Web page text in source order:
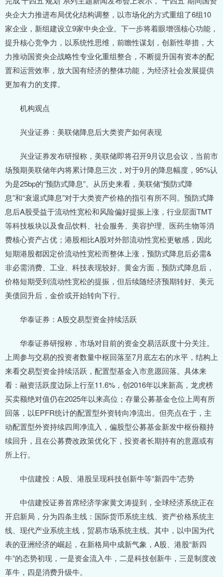
央企大力推进布局优化结构调整，以市场化的方式重组了6组10
家企业，新组建设立9家中央企业。下一步将着眼增强核心功能，
提升核心竞争力，以系统性思维，前瞻性谋划，创新性举措，大
力推动国资央企战略性专业化重组整合，不断提升国有资本的配
置和运营效率，放大国有经济的整体功能，为经济社会发展提供
更加有力的支撑。
机构观点
兴业证券：美联储降息后大类资产如何表现
兴业证券发布研报称，美联储即将召开9月议息会议，当前市
场预期美联储年内将累计降息三次，对于9月的降息幅度，95%认
为是25bp的“预防式降息”。从历史来看，美联储“预防式降
息”和“衰退式降息”对于大类资产价格的指引有所不同。预防式降
息后A股受益于流动性宽松和风险偏好提振上涨，行业层面TMT
等科技板块以及食品饮料、社会服务、美容护理、医药生物等消
费核心资产占优；港股相比A股对外部流动性宽松更敏感，因此
短期港股都因定价流动性宽松而整体上涨，预防式降息后必需&
非必需消费、工业、科技表现较好。黄金方面，预防式降息后，
价格短期受到流动性宽松的提振，但后续随经济预期转好、美元
美债回升后，金价或开始转向下行。
华泰证券：A股交易型资金持续活跃
华泰证券研报称，市场对目前的资金交易活跃度十分关注。
上周参与交易的投资者数量中枢回落至7月底左右的水平，结构上
来看交易型资金持续活跃，配置型基金入市意愿回落。具体来
看：融资活跃度边际上行至11.6%，创2016年以来新高，龙虎榜
买卖额绝对值仍在2025年以来高位；存量公募基金仓位上周有所
回落，以EPFR统计的配置型外资转向净流出。但亮点在于，主
动配置型外资持续四周净流入，偏股型公募基金新发中枢份额持
续回升，且在公募费改政策优化下，投资者长期持有的意愿或有
所上行。
中信建投：A股、港股呈现科技创新牛等“新四牛”态势
中信建投证券首席经济学家黄文涛提到，全球经济系统正在
开启新局，分为四条主线：国际货币系统主线、资产价格系统主
线、现代产业系统主线，贸易市场系统主线。其中，以中国为代
表的亚洲经济的崛起，在新格局中成新气象，A股、港股“新四
牛”的态势初现，一是资金流入牛，二是科技创新牛，三是制度改
革牛，四是消费升级牛。